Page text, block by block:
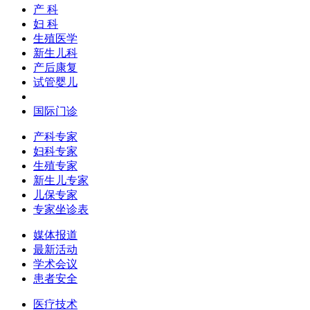
产 科
妇 科
生殖医学
新生儿科
产后康复
试管婴儿
国际门诊
产科专家
妇科专家
生殖专家
新生儿专家
儿保专家
专家坐诊表
媒体报道
最新活动
学术会议
患者安全
医疗技术